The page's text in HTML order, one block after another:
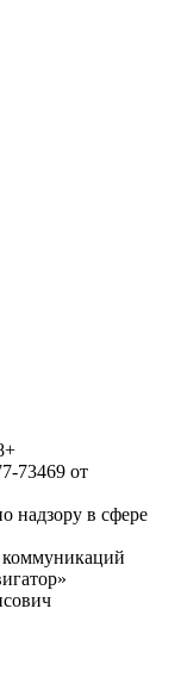
73469 от
надзору в сфере